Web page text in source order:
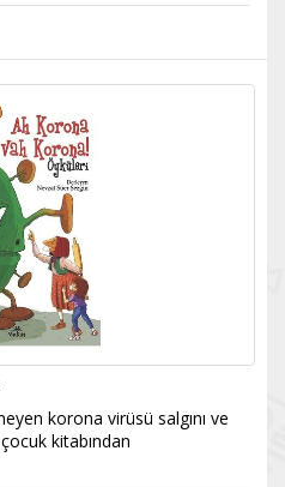
korona virüsü salgını ve
kitabından